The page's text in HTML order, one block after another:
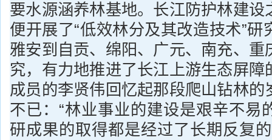
要水源涵养林基地。长江防护林建设
便开展了“低效林分及其改造技术”研
雅安到自贡、绵阳、广元、南充、重
究，有力地推进了长江上游生态屏障
成员的李贤伟回忆起那段爬山钻林的
不已：“林业事业的建设是艰辛不易
研成果的取得都是经过了长期反复